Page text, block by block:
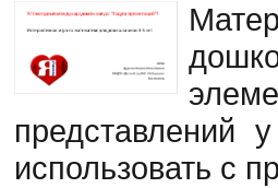
представлений
использовать с